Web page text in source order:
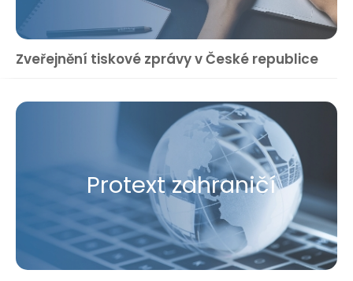
Zveřejnění tiskové zprávy v České republice
Protext zahraničí